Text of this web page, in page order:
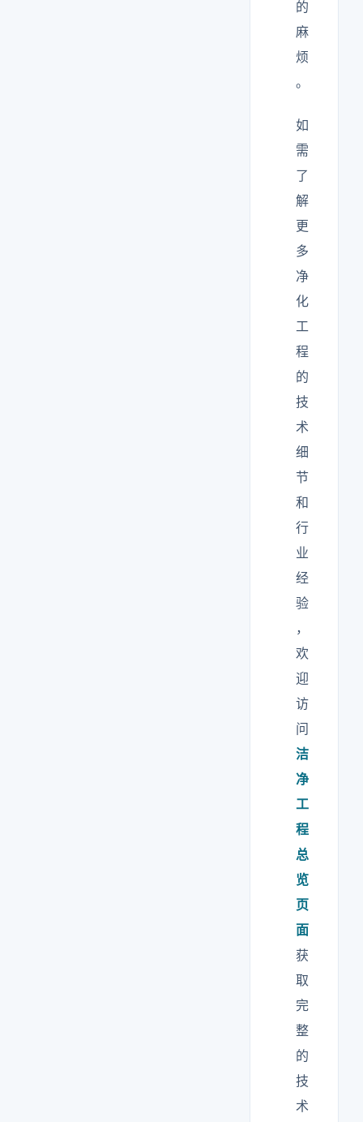
的
麻
烦
。
如
需
了
解
更
多
净
化
工
程
的
技
术
细
节
和
行
业
经
验
，
欢
迎
访
问
洁
净
工
程
总
览
页
面
获
取
完
整
的
技
术